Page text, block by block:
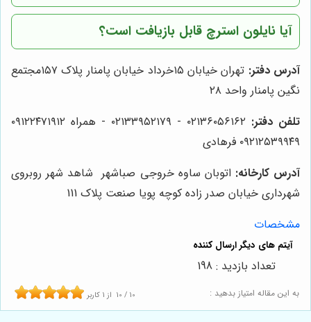
آیا نایلون استرچ قابل بازیافت است؟
آدرس دفتر:
تهران خیابان ۱۵خرداد خیابان پامنار پلاک ۱۵۷مجتمع
نگین پامنار واحد ۲۸
تلفن دفتر:
۰۲۱۳۶۰۵۶۱۶۲ - ۰۲۱۳۳۹۵۲۱۷۹ - همراه ۰۹۱۲۲۴۷۱۹۱۲
۰۹۲۱۲۵۳۹۹۴۹ فرهادی
آدرس کارخانه: اتوبان ساوه خروجی صباشهر شاهد شهر روبروی
شهرداری خیابان صدر زاده کوچه پویا صنعت پلاک 111
مشخصات
به این مقاله امتیاز بدهید : 10 / 10 از 1 کاربر
تعداد بازدید : 198